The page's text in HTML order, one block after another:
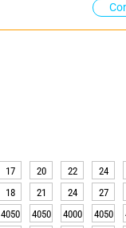
17 20 22 24
18 21 24 27
4050 4050 4000 4050